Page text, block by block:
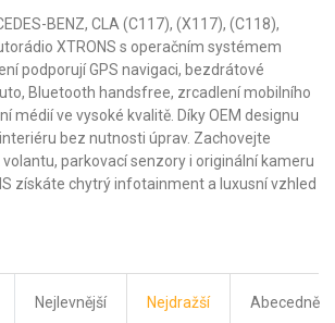
BENZ, CLA (C117), (X117), (C118),
XTRONS s operačním systémem
podporují GPS navigaci, bezdrátové
Bluetooth handsfree, zrcadlení mobilního
médií ve vysoké kvalitě. Díky OEM designu
bez nutnosti úprav. Zachovejte
parkovací senzory i originální kameru
získáte chytrý infotainment a luxusní vzhled
Nejlevnější Nejdražší Abecedně